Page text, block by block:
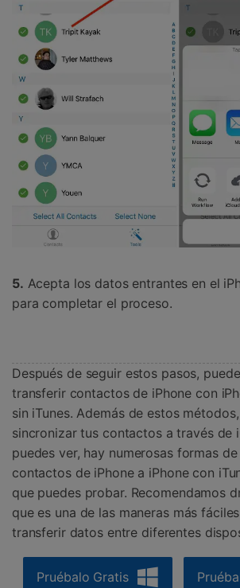
5. Acepta los datos entrantes en el
para completar el proceso.
Después de seguir estos pasos,
transferir contactos de iPhone con
sin iTunes. Además de estos
sincronizar tus contactos a través de
puedes ver, hay numerosas formas
contactos de iPhone a iPhone con
que puedes probar. Recomendamos
que es una de las maneras más
transferir datos entre diferentes
Pruébalo Gratis